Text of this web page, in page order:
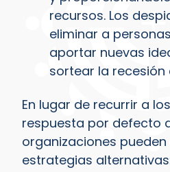
recursos. Los
eliminar a
aportar nuevas
sortear la recesión
En lugar de recurrir a
respuesta por defecto
organizaciones
estrategias